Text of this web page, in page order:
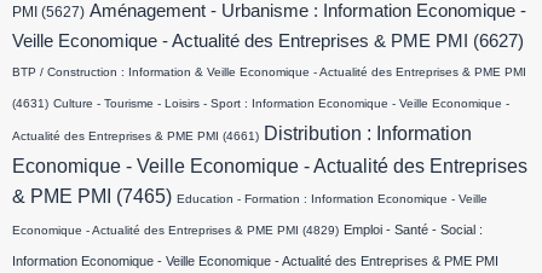
PMI (5627) Aménagement - Urbanisme : Information Economique -
Veille Economique - Actualité des Entreprises & PME PMI
(6627)
BTP / Construction : Information & Veille Economique - Actualité des Entreprises & PME PMI
(4631) Culture - Tourisme - Loisirs - Sport : Information Economique - Veille Economique -
Actualité des Entreprises & PME PMI (4661) Distribution : Information
Economique - Veille Economique - Actualité des Entreprises
& PME PMI
(7465) Education - Formation : Information Economique - Veille
Economique - Actualité des Entreprises & PME PMI (4829) Emploi - Santé - Social :
Information Economique - Veille Economique - Actualité des Entreprises & PME PMI